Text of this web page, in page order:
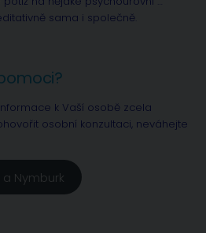
sama i společně.
k Vaší osobě zcela
osobní konzultaci, neváhejte
Nymburk